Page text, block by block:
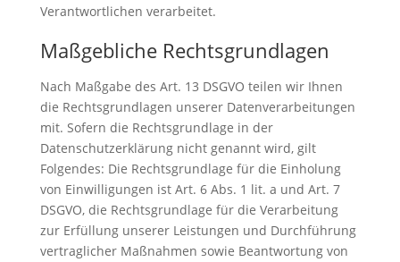
Verantwortlichen verarbeitet.
Maßgebliche Rechtsgrundlagen
Nach Maßgabe des Art. 13 DSGVO teilen wir Ihnen
die Rechtsgrundlagen unserer Datenverarbeitungen
mit. Sofern die Rechtsgrundlage in der
Datenschutzerklärung nicht genannt wird, gilt
Folgendes: Die Rechtsgrundlage für die Einholung
von Einwilligungen ist Art. 6 Abs. 1 lit. a und Art. 7
DSGVO, die Rechtsgrundlage für die Verarbeitung
zur Erfüllung unserer Leistungen und Durchführung
vertraglicher Maßnahmen sowie Beantwortung von